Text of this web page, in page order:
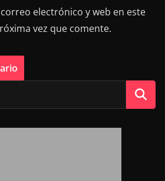
electrónico y web en este
vez que comente.